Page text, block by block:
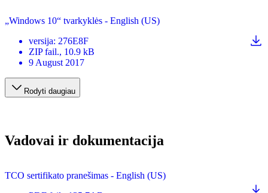
„Windows 10“ tvarkyklės - English (US)
versija: 276E8F
ZIP fail., 10.9 kB
9 August 2017
Rodyti daugiau
Vadovai ir dokumentacija
TCO sertifikato pranešimas - English (US)